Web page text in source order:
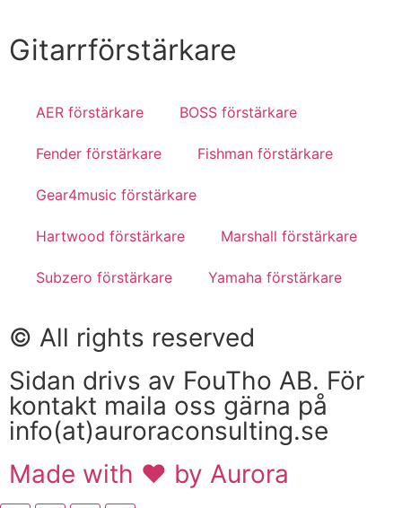
Gitarrförstärkare
AER förstärkare BOSS förstärkare
Fender förstärkare Fishman förstärkare
Gear4music förstärkare
Hartwood förstärkare Marshall förstärkare
Subzero förstärkare Yamaha förstärkare
© All rights reserved
Sidan drivs av FouTho AB. För
kontakt maila oss gärna på
info(at)auroraconsulting.se
Made with ❤ by Aurora